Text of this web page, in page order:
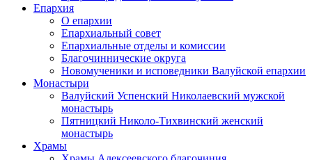
Епархия
О епархии
Епархиальный совет
Епархиальные отделы и комиссии
Благочиннические округа
Новомученики и исповедники Валуйской епархии
Монастыри
Валуйский Успенский Николаевский мужской
монастырь
Пятницкий Николо-Тихвинский женский
монастырь
Храмы